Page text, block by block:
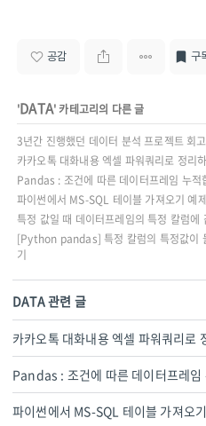
공감 구
'DATA' 카테고리의 다른 글
3년간 진행했던 데이터 분석 프로젝트 회고
카카오톡 대화내용 엑셀 파워쿼리로 정리
Pandas : 조건에 따른 데이터프레임 누적
파이썬에서 MS-SQL 테이블 가져오기 예제
특정 값일 때 데이터프레임의 특정 칼럼에
[Python pandas] 특정 칼럼의 특정값이
기
DATA 관련 글
카카오톡 대화내용 엑셀 파워쿼리로
Pandas : 조건에 따른 데이터프레임
파이썬에서 MS-SQL 테이블 가져오